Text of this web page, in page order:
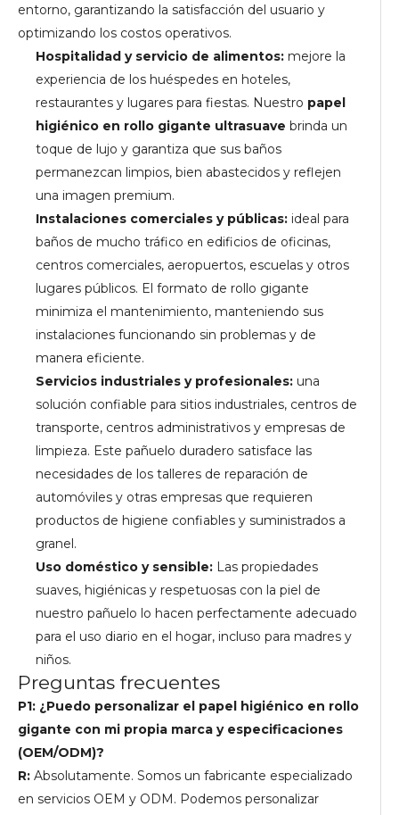
entorno, garantizando la satisfacción del usuario y
optimizando los costos operativos.
Hospitalidad y servicio de alimentos: mejore la
experiencia de los huéspedes en hoteles,
restaurantes y lugares para fiestas. Nuestro papel
higiénico en rollo gigante ultrasuave brinda un
toque de lujo y garantiza que sus baños
permanezcan limpios, bien abastecidos y reflejen
una imagen premium.
Instalaciones comerciales y públicas: ideal para
baños de mucho tráfico en edificios de oficinas,
centros comerciales, aeropuertos, escuelas y otros
lugares públicos. El formato de rollo gigante
minimiza el mantenimiento, manteniendo sus
instalaciones funcionando sin problemas y de
manera eficiente.
Servicios industriales y profesionales: una
solución confiable para sitios industriales, centros de
transporte, centros administrativos y empresas de
limpieza. Este pañuelo duradero satisface las
necesidades de los talleres de reparación de
automóviles y otras empresas que requieren
productos de higiene confiables y suministrados a
granel.
Uso doméstico y sensible: Las propiedades
suaves, higiénicas y respetuosas con la piel de
nuestro pañuelo lo hacen perfectamente adecuado
para el uso diario en el hogar, incluso para madres y
niños.
Preguntas frecuentes
P1: ¿Puedo personalizar el papel higiénico en rollo
gigante con mi propia marca y especificaciones
(OEM/ODM)?
R: Absolutamente. Somos un fabricante especializado
en servicios OEM y ODM. Podemos personalizar